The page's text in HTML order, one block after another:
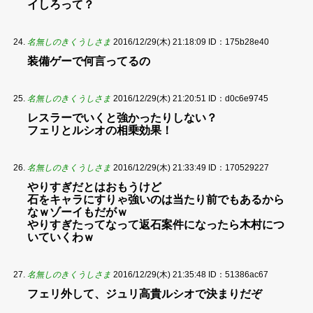
イしろって？
名無しのきくうしさま 2016/12/29(木) 21:18:09 ID：175b28e40
装備ゲーで何言ってるの
名無しのきくうしさま 2016/12/29(木) 21:20:51 ID：d0c6e9745
レスラーでいくと強かったりしない？
フェリとルシオの相乗効果！
名無しのきくうしさま 2016/12/29(木) 21:33:49 ID：170529227
やりすぎだとはおもうけど
石をキャラにすりゃ強いのは当たり前でもあるから
なｗゾーイもだがｗ
やりすぎたってなって返石案件になったら木村につ
いていくわｗ
名無しのきくうしさま 2016/12/29(木) 21:35:48 ID：51386ac67
フェリ外して、ジュリ高貴ルシオで決まりだぞ